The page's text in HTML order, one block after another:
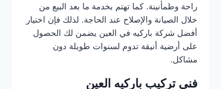
راحة وطمأنينة. كما تهتم بخدمة ما بعد البيع من
خلال الصيانة والإصلاح عند الحاجة. لذلك فإن اختيار
أفضل شركة باركيه في العين يضمن لك الحصول
على أرضية أنيقة تدوم لسنوات طويلة دون
مشاكل.
فني تركيب باركيه العين